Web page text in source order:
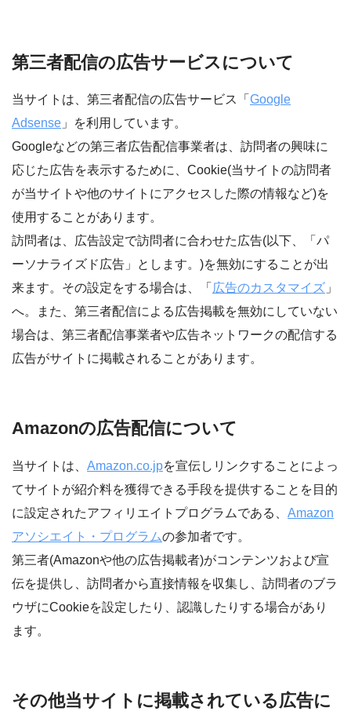
第三者配信の広告サービスについて
当サイトは、第三者配信の広告サービス「 Google
Adsense 」を利用しています。
Googleなどの第三者広告配信事業者は、訪問者の興味に
応じた広告を表示するために、Cookie(当サイトの訪問者
が当サイトや他のサイトにアクセスした際の情報など)を
使用することがあります。
訪問者は、広告設定で訪問者に合わせた広告(以下、「パ
ーソナライズド広告」とします。)を無効にすることが出
来ます。その設定をする場合は、「 広告のカスタマイズ 」
へ。また、第三者配信による広告掲載を無効にしていない
場合は、第三者配信事業者や広告ネットワークの配信する
広告がサイトに掲載されることがあります。
Amazonの広告配信について
当サイトは、 Amazon.co.jpを宣伝しリンクすることによっ
てサイトが紹介料を獲得できる手段を提供することを目的
に設定されたアフィリエイトプログラムである、 Amazon
アソシエイト・プログラムの参加者です。
第三者(Amazonや他の広告掲載者)がコンテンツおよび宣
伝を提供し、訪問者から直接情報を収集し、訪問者のブラ
ウザにCookieを設定したり、認識したりする場合があり
ます。
その他当サイトに掲載されている広告に